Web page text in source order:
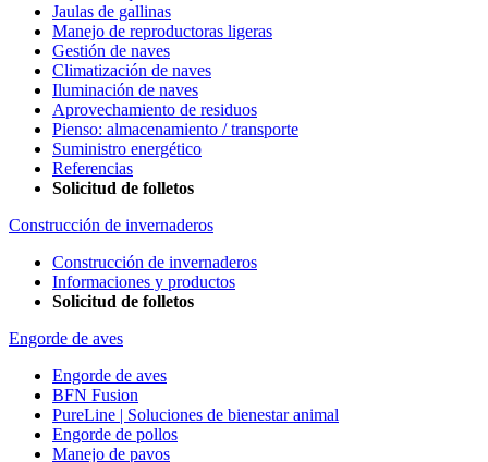
Jaulas de gallinas
Manejo de reproductoras ligeras
Gestión de naves
Climatización de naves
Iluminación de naves
Aprovechamiento de residuos
Pienso: almacenamiento / transporte
Suministro energético
Referencias
Solicitud de folletos
Construcción de invernaderos
Construcción de invernaderos
Informaciones y productos
Solicitud de folletos
Engorde de aves
Engorde de aves
BFN Fusion
PureLine | Soluciones de bienestar animal
Engorde de pollos
Manejo de pavos